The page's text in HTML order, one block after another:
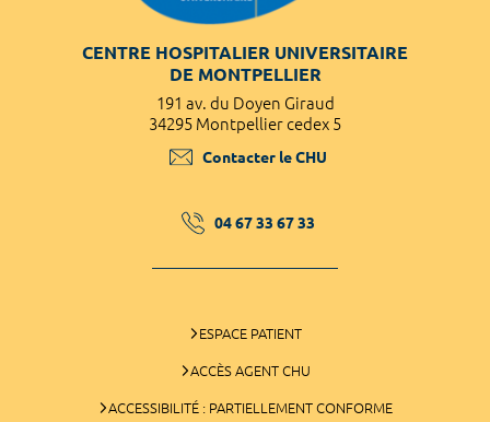
CENTRE HOSPITALIER UNIVERSITAIRE
DE MONTPELLIER
191 av. du Doyen Giraud
34295 Montpellier cedex 5
Contacter le CHU
04 67 33 67 33
ESPACE PATIENT
ACCÈS AGENT CHU
ACCESSIBILITÉ : PARTIELLEMENT CONFORME